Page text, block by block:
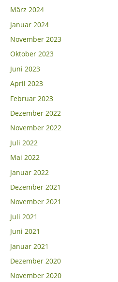
März 2024
Januar 2024
November 2023
Oktober 2023
Juni 2023
April 2023
Februar 2023
Dezember 2022
November 2022
Juli 2022
Mai 2022
Januar 2022
Dezember 2021
November 2021
Juli 2021
Juni 2021
Januar 2021
Dezember 2020
November 2020